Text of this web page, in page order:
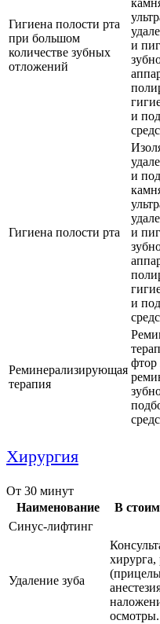
Гигиена полости рта
при большом
количестве зубных
отложений
и
и
Гигиена полости рта
и
и
и
Реминерализирующая
терапия
фтор
Хирургия
От 30 минут
Наименование
В
Синус-лифтинг
Удаление зуба
хирурга,
осмотры.